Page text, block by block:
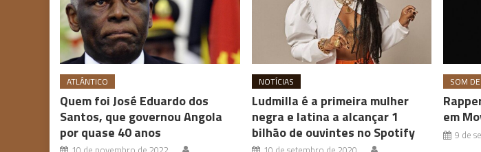
ATLÂNTICO
Quem foi José Eduardo dos
Santos, que governou Angola
por quase 40 anos
NOTÍCIAS
Ludmilla é a primeira mulher
negra e latina a alcançar 1
bilhão de ouvintes no Spotify
SOM
em
9 de